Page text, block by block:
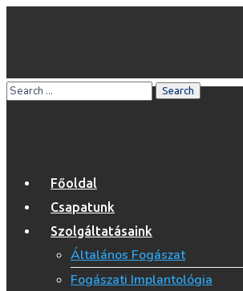
Főoldal
Csapatunk
Szolgáltatásaink
Általános Fogászat
Fogászati Implantológia